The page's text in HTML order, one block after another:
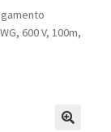
600 V, 100m,